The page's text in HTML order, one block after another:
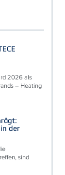
2026 als
– Heating
der
sind